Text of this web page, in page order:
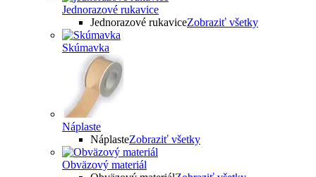
Jednorazové rukavice
Jednorazové rukaviceZobraziť všetky
Skúmavka
Náplaste
NáplasteZobraziť všetky
Obväzový materiál